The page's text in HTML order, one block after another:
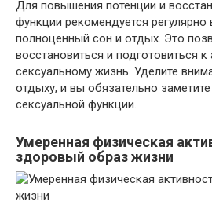
Для повышения потенции и
функции рекомендуется
полноценный сон и отдых. Это
восстановиться и подготовиться к
сексуальному жизнь. Уделите
отдыху, и вы обязательно
сексуальной функции.
Умеренная физическая
здоровый образ жизни